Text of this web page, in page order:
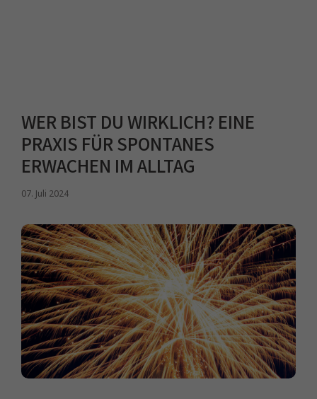
WER BIST DU WIRKLICH? EINE
PRAXIS FÜR SPONTANES
ERWACHEN IM ALLTAG
07. Juli 2024